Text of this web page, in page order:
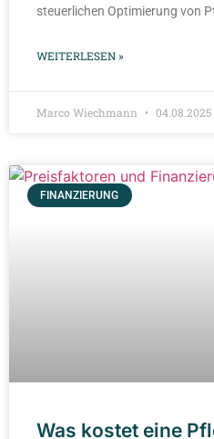
steuerlichen Optimierung von
WEITERLESEN »
Marco Wiechmann 04.08.2025
FINANZIERUNG
Was kostet eine